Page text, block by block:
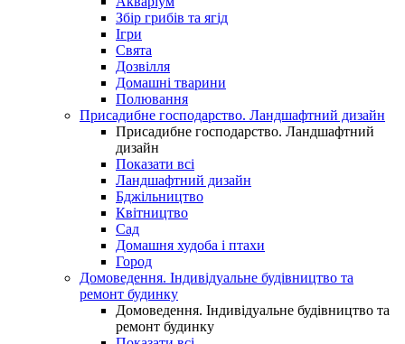
Збір грибів та ягід
Ігри
Свята
Дозвілля
Домашні тварини
Полювання
Присадибне господарство. Ландшафтний дизайн
Присадибне господарство. Ландшафтний
дизайн
Показати всі
Ландшафтний дизайн
Бджільництво
Квітництво
Сад
Домашня худоба і птахи
Город
Домоведення. Індивідуальне будівництво та
ремонт будинку
Домоведення. Індивідуальне будівництво та
ремонт будинку